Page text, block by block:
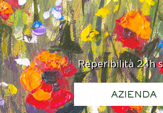
Reperibilità 24h
AZIENDA